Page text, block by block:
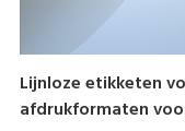
Lijnloze etikketen
afdrukformaten